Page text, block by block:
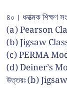
৪০। ধনাত্মক শিক্ষণ
(a) Pearson
(b) Jigsaw
(c) PERMA
(d) Deiner’s
উত্তরঃ (b)